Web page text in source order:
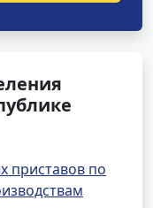
приставов по